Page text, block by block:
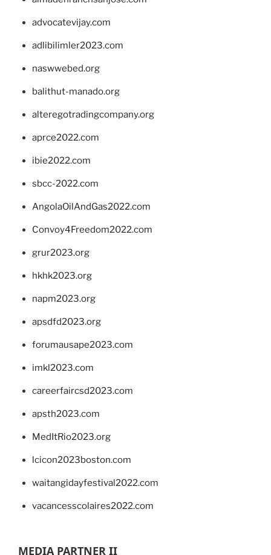
advocatevijay.com
adlibilimler2023.com
naswwebed.org
balithut-manado.org
alteregotradingcompany.org
aprce2022.com
ibie2022.com
sbcc-2022.com
AngolaOilAndGas2022.com
Convoy4Freedom2022.com
grur2023.org
hkhk2023.org
napm2023.org
apsdfd2023.org
forumausape2023.com
imkl2023.com
careerfaircsd2023.com
apsth2023.com
MedItRio2023.org
lcicon2023boston.com
waitangidayfestival2022.com
vacancesscolaires2022.com
MEDIA PARTNER II